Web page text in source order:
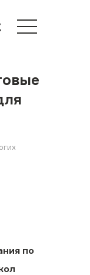
по